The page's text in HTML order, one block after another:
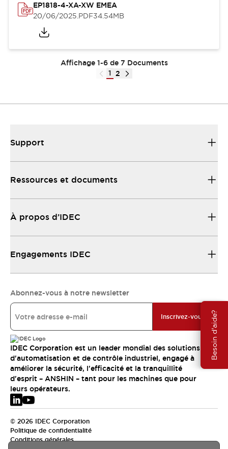
Besoin d'aide?
EP1818-4-XA-XW EMEA
20/06/2025.PDF34.54MB
Affichage 1-6 de 7 Documents
1 2
Support
Ressources et documents
À propos d’IDEC
Engagements IDEC
Abonnez-vous à notre newsletter
Inscrivez-vous
IDEC Corporation est un leader mondial des solutions
d'automatisation et de contrôle industriel, engagé à
améliorer la sécurité, l'efficacité et la tranquillité
d'esprit – ANSHIN – tant pour les machines que pour
leurs opérateurs.
© 2026 IDEC Corporation
Politique de confidentialité
Conditions générales